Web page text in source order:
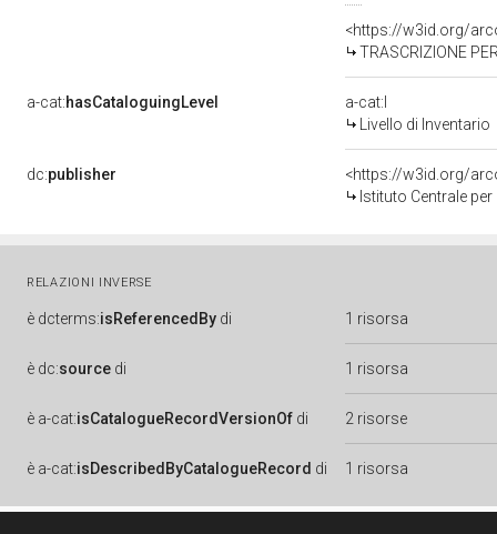
<https://w3id.org/
TRASCRIZIONE
a-cat:hasCataloguingLevel
a-cat:I
Livello di Inventario
dc:publisher
<https://w3id.org/
Istituto Centrale
RELAZIONI INVERSE
è dcterms:isReferencedBy di 1 risorsa
è dc:source di 1 risorsa
è a-cat:isCatalogueRecordVersionOf di 2 risorse
è a-cat:isDescribedByCatalogueRecord di 1 risorsa